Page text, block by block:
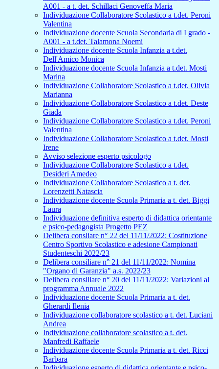
A001 - a t. det. Schillaci Genoveffa Maria
Individuazione Collaboratore Scolastico a t.det. Peroni
Valentina
Individuazione docente Scuola Secondaria di I grado -
A001 - a t.det. Talamona Noemi
Individuazione docente Scuola Infanzia a t.det.
Dell'Amico Monica
Individuazione docente Scuola Infanzia a t.det. Mosti
Marina
Individuazione Collaboratore Scolastico a t.det. Olivia
Marianna
Individuazione Collaboratore Scolastico a t.det. Deste
Giada
Individuazione Collaboratore Scolastico a t.det. Peroni
Valentina
Individuazione Collaboratore Scolastico a t.det. Mosti
Irene
Avviso selezione esperto psicologo
Individuazione Collaboratore Scolastico a t.det.
Desideri Amedeo
Individuazione Collaboratore Scolastico a t. det.
Lorenzetti Natascia
Individuazione docente Scuola Primaria a t. det. Biggi
Laura
Individuazione definitiva esperto di didattica orientante
e psico-pedagogista Progetto PEZ
Delibera consliare n° 22 del 11/11/2022: Costituzione
Centro Sportivo Scolastico e adesione Campionati
Studenteschi 2022/23
Delibera consiliare n° 21 del 11/11/2022: Nomina
"Organo di Garanzia" a.s. 2022/23
Delibera consiliare n° 20 del 11/11/2022: Variazioni al
programma Annuale 2022
Individuazione docente Scuola Primaria a t. det.
Gherardi Ilenia
Individuazione collaboratore scolastico a t. det. Luciani
Andrea
Individuazione collaboratore scolastico a t. det.
Manfredi Raffaele
Individuazione docente Scuola Primaria a t. det. Ricci
Barbara